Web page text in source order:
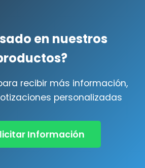
en nuestros
recibir más información,
personalizadas
Información